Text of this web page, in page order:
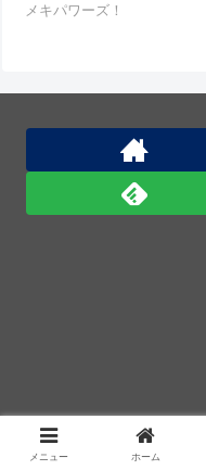
熊本･八代港で自衛隊
診察と薬剤処方…被
日本の防衛白書「韓
位置づけ…韓国メディ
欄まとめます】【し
★【ワートリ】今月
メキパワーズ！
メニュー ホーム